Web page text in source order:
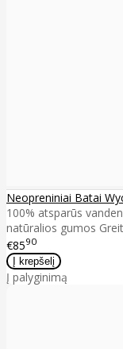
Neopreniniai Batai
100% atsparūs
natūralios gumos
€8590
Į palyginimą